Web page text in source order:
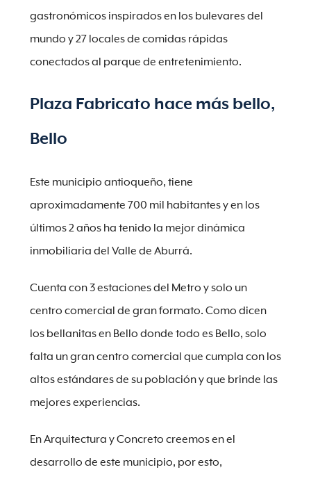
gastronómicos inspirados en los bulevares del
mundo y 27 locales de comidas rápidas
conectados al parque de entretenimiento.
Plaza Fabricato hace más bello,
Bello
Este municipio antioqueño, tiene
aproximadamente 700 mil habitantes y en los
últimos 2 años ha tenido la mejor dinámica
inmobiliaria del Valle de Aburrá.
Cuenta con 3 estaciones del Metro y solo un
centro comercial de gran formato. Como dicen
los bellanitas en Bello donde todo es Bello, solo
falta un gran centro comercial que cumpla con los
altos estándares de su población y que brinde las
mejores experiencias.
En Arquitectura y Concreto creemos en el
desarrollo de este municipio, por esto,